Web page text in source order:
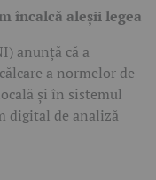
încalcă aleșii legea
anunță că a
a normelor de
și în sistemul
digital de analiză